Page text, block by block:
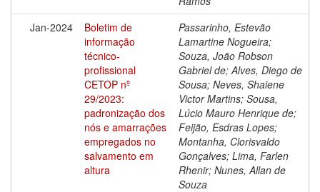
Jan-2024
Boletim de
informação
técnico-
profissional
CETOP nº
29/2023:
padronização dos
nós e amarrações
empregados no
salvamento em
altura
Passarinho, Estevão
Lamartine Nogueira;
Souza, João Robson
Gabriel de; Alves, Diego de
Sousa; Neves, Shaiene
Victor Martins; Sousa,
Lúcio Mauro Henrique de;
Feijão, Esdras Lopes;
Montanha, Clorisvaldo
Gonçalves; Lima, Farlen
Rhenir; Nunes, Allan de
Souza